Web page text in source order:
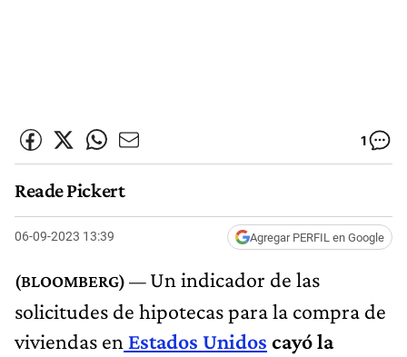
1
Reade Pickert
06-09-2023 13:39 Agregar PERFIL en Google
Un indicador de las
solicitudes de hipotecas para la compra de
viviendas en Estados Unidos cayó la